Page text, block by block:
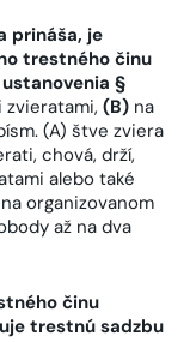
prináša, je
trestného činu
§
zvieratami, (B) na
(A) štve zviera
chová, drží,
alebo také
organizovanom
až na dva
činu
trestnú sadzbu